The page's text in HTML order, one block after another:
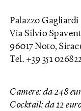
Palazzo Gagliardi
Via Silvio
96017 Noto,
Tel. +39 351
Camere: da 248
Cocktail: da 12